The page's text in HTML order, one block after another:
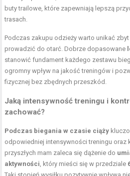
buty trailowe, które zapewniają lepszą
trasach.
Podczas zakupu odzieży warto unikać
prowadzić do otarć. Dobrze dopasowane
stanowić fundament każdego zestawu
ogromny wpływ na jakość treningów i
fizycznej bez zbędnych przeszkód.
Jaką intensywność treningu i
zachować?
Podczas biegania w czasie ciąży
odpowiedniej intensywności treningu oraz
przyszłych mam zaleca się dążenie do
aktywności , który mieści się w przedziale